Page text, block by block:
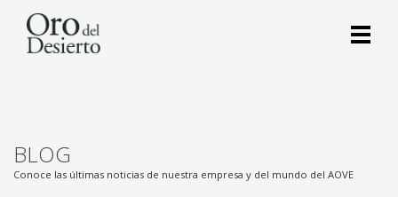
BLOG
Conoce las últimas noticias de nuestra empresa y del mundo del AOVE